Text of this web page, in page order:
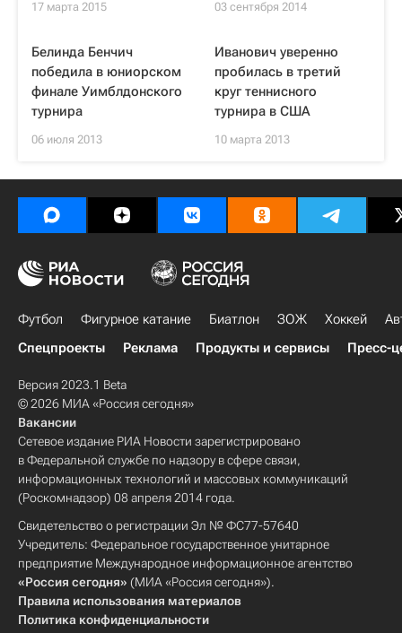
17 марта 2015 03 сентября 2014
Белинда Бенчич
победила в юниорском
финале Уимблдонского
турнира
06 июля 2013
Иванович уверенно
пробилась в третий
круг теннисного
турнира в США
10 марта 2013
Футбол Фигурное катание Биатлон ЗОЖ Хоккей
Спецпроекты
Реклама Продукты и сервисы Пресс-
Версия 2023.1 Beta
© 2026 МИА «Россия сегодня»
Вакансии
Сетевое издание РИА Новости зарегистрировано
в Федеральной службе по надзору в сфере связи,
информационных технологий и массовых коммуникаций
(Роскомнадзор) 08 апреля 2014 года.
Свидетельство о регистрации Эл № ФС77-57640
Учредитель: Федеральное государственное унитарное
предприятие Международное информационное агентство
«Россия сегодня» (МИА «Россия сегодня»).
Правила использования материалов
Политика конфиденциальности